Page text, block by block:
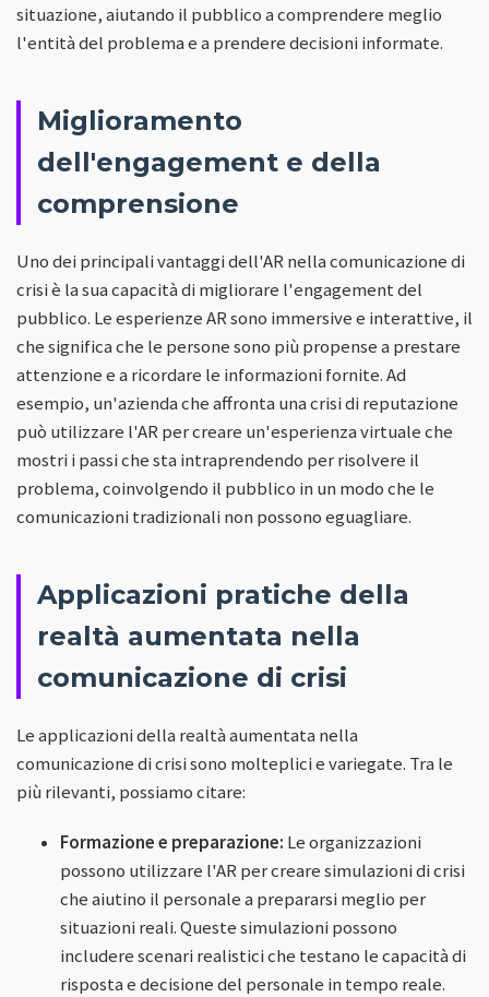
situazione, aiutando il pubblico a comprendere meglio
l'entità del problema e a prendere decisioni informate.
Miglioramento
dell'engagement e della
comprensione
Uno dei principali vantaggi dell'AR nella comunicazione di
crisi è la sua capacità di migliorare l'engagement del
pubblico. Le esperienze AR sono immersive e interattive, il
che significa che le persone sono più propense a prestare
attenzione e a ricordare le informazioni fornite. Ad
esempio, un'azienda che affronta una crisi di reputazione
può utilizzare l'AR per creare un'esperienza virtuale che
mostri i passi che sta intraprendendo per risolvere il
problema, coinvolgendo il pubblico in un modo che le
comunicazioni tradizionali non possono eguagliare.
Applicazioni pratiche della
realtà aumentata nella
comunicazione di crisi
Le applicazioni della realtà aumentata nella
comunicazione di crisi sono molteplici e variegate. Tra le
più rilevanti, possiamo citare:
Formazione e preparazione: Le organizzazioni
possono utilizzare l'AR per creare simulazioni di crisi
che aiutino il personale a prepararsi meglio per
situazioni reali. Queste simulazioni possono
includere scenari realistici che testano le capacità di
risposta e decisione del personale in tempo reale.